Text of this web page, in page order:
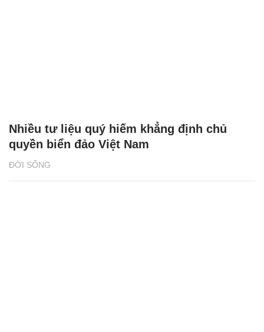
ĐỜI SỐNG
Nhiều tư liệu quý hiếm khẳng định chủ
quyền biển đảo Việt Nam